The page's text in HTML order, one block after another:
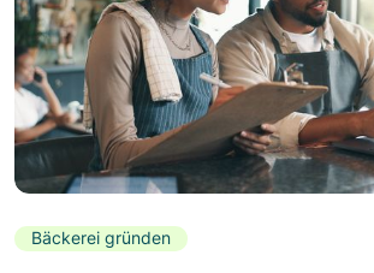
Bäckerei gründen